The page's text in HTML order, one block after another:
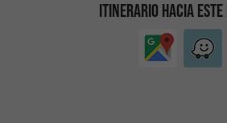
ITINERARIO HACIA